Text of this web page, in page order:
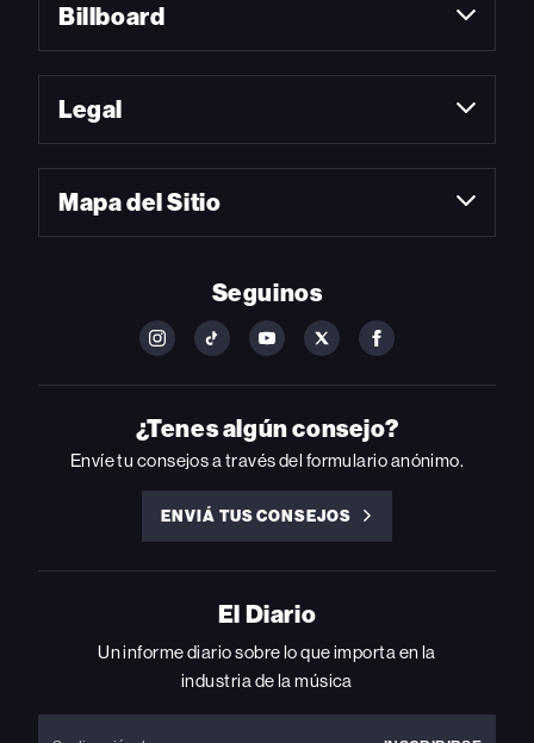
Billboard
Legal
Mapa del Sitio
Seguinos
FOLLOW
ON
INSTAGRAM
FOLLOW
ON
YOUTUBE
FOLLOW
ON
YOUTUBE
FOLLOW
ON
FOLLOW
ON
FACEBOOK
¿Tenes algún consejo?
Envíe tu consejos a través del formulario anónimo.
ENVIÁ TUS CONSEJOS
ENVIÁ
CONSEJOS
El Diario
Un informe diario sobre lo que importa en la
industria de la música